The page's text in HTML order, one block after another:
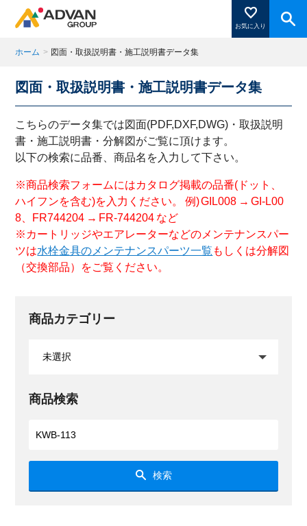
お気に入り
商品ページにある「お気に入り登録」を押すと登録した
商品がここに表示されます。
ホーム > 図面・取扱説明書・施工説明書データ集
図面・取扱説明書・施工説明書データ集
こちらのデータ集では図面(PDF,DXF,DWG)・取扱説明
書・施工説明書・分解図がご覧に頂けます。
以下の検索に品番、商品名を入力して下さい。
※商品検索フォームにはカタログ掲載の品番(ドット、
ハイフンを含む)を入力ください。 例) GIL008 → GI-L00
8、FR744204 → FR-744204 など
※カートリッジやエアレーターなどのメンテナンスパー
ツは水栓金具のメンテナンスパーツ一覧 もしくは分解図
（交換部品）をご覧ください。
商品カテゴリー
商品検索
検索